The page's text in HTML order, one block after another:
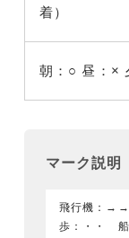
着）
朝：○ 昼：×
マーク説明
飛行機：
歩：・・ 船